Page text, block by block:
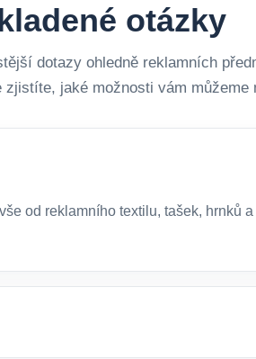
otázky
dotazy ohledně reklamních
jaké možnosti vám můžeme
od reklamního textilu, tašek, hrnků